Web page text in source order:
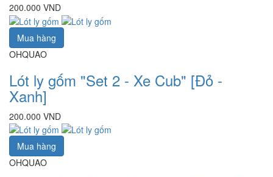
200.000 VND
Mua hàng
OHQUAO
Lót ly gốm "Set 2 - Xe Cub" [Đỏ -
Xanh]
200.000 VND
Mua hàng
OHQUAO